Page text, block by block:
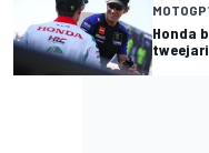
MOTOGP
Honda